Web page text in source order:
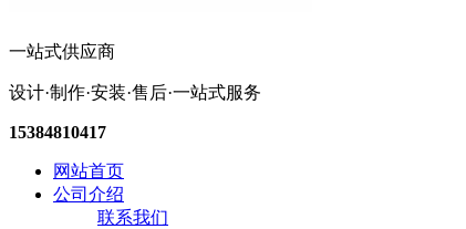
一站式供应商
设计·制作·安装·售后·一站式服务
15384810417
网站首页
公司介绍
联系我们